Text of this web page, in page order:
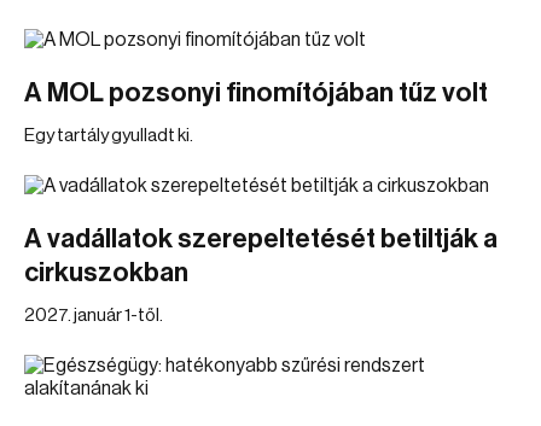
A MOL pozsonyi finomítójában tűz volt
Egy tartály gyulladt ki.
A vadállatok szerepeltetését betiltják a
cirkuszokban
2027. január 1-től.